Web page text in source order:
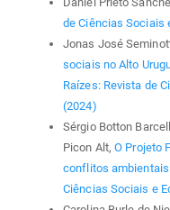
de Ciências Sociais
Jonas José
sociais no Alto
Raízes: Revista de
(2024)
Sérgio Botton
Picon Alt,O Projeto
conflitos
Ciências Sociais e